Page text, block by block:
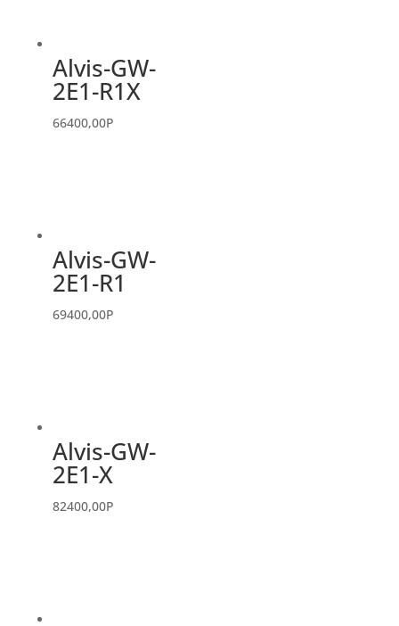
Alvis-GW-
2E1-R1X
66400,00P
Alvis-GW-
2E1-R1
69400,00P
Alvis-GW-
2E1-X
82400,00P